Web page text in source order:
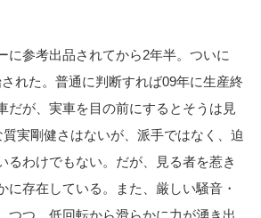
参考出品されてから2年半。ついに
れた。普通に判断すれば09年に生産終
だが、実車を目の前にするとそうは見
実剛健さはないが、派手ではなく、迫
るわけでもない。だが、見る者を惹き
に存在している。また、厳しい騒音・
つつ、低回転から滑らかに力が湧き出